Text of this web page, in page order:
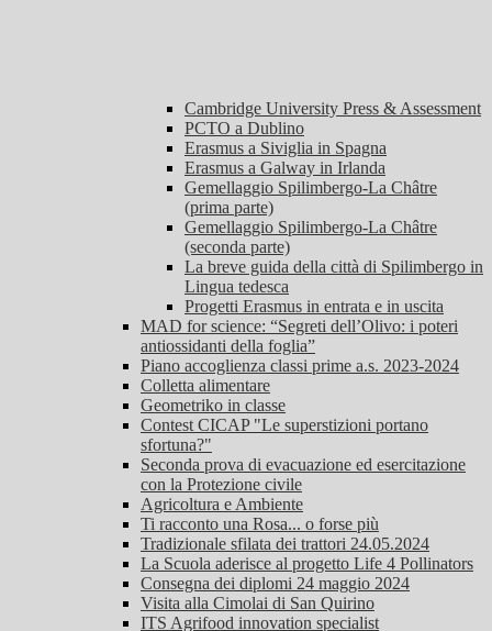
Cambridge University Press & Assessment
PCTO a Dublino
Erasmus a Siviglia in Spagna
Erasmus a Galway in Irlanda
Gemellaggio Spilimbergo-La Châtre
(prima parte)
Gemellaggio Spilimbergo-La Châtre
(seconda parte)
La breve guida della città di Spilimbergo in
Lingua tedesca
Progetti Erasmus in entrata e in uscita
MAD for science: “Segreti dell’Olivo: i poteri
antiossidanti della foglia”
Piano accoglienza classi prime a.s. 2023-2024
Colletta alimentare
Geometriko in classe
Contest CICAP "Le superstizioni portano
sfortuna?"
Seconda prova di evacuazione ed esercitazione
con la Protezione civile
Agricoltura e Ambiente
Ti racconto una Rosa... o forse più
Tradizionale sfilata dei trattori 24.05.2024
La Scuola aderisce al progetto Life 4 Pollinators
Consegna dei diplomi 24 maggio 2024
Visita alla Cimolai di San Quirino
ITS Agrifood innovation specialist